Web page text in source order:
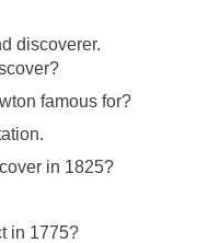
discoverer.
famous for?
in 1825?
in 1775?